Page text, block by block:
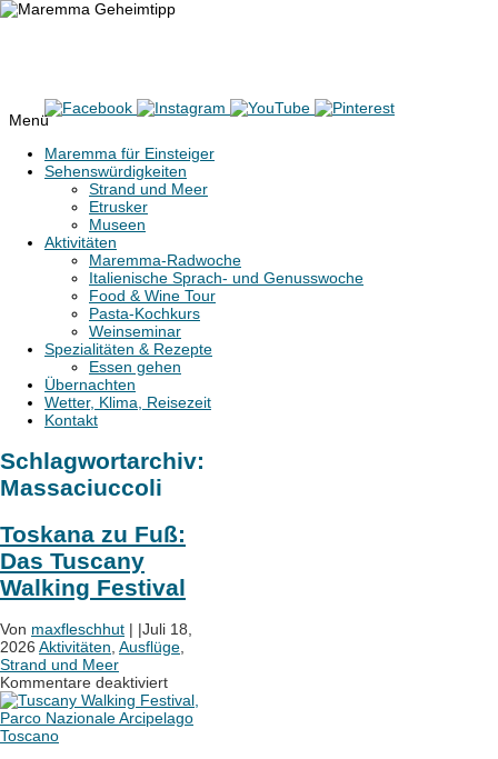
Menü
Zum
Inhalt
Maremma für Einsteiger
Sehenswürdigkeiten
Strand und Meer
Etrusker
Museen
Aktivitäten
Maremma-Radwoche
Italienische Sprach- und Genusswoche
Food & Wine Tour
Pasta-Kochkurs
Weinseminar
Spezialitäten & Rezepte
Essen gehen
Übernachten
Wetter, Klima, Reisezeit
Kontakt
Schlagwortarchiv:
Massaciuccoli
Toskana zu Fuß:
Das Tuscany
Walking Festival
Von maxfleschhut | |Juli 18,
2026 Aktivitäten, Ausflüge,
Strand und Meer
Kommentare deaktiviertfür
Toskana
zu